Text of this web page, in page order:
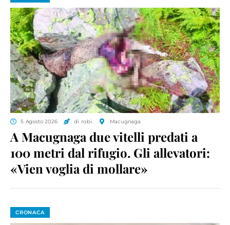
5 Agosto 2026 di ro.bi. Macugnaga
A Macugnaga due vitelli predati a
100 metri dal rifugio. Gli allevatori:
«Vien voglia di mollare»
CRONACA